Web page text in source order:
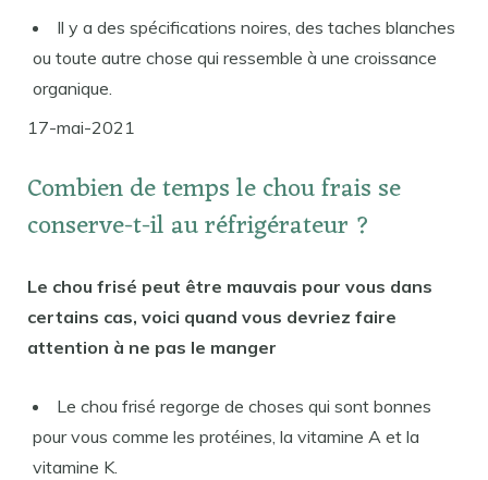
Il y a des spécifications noires, des taches blanches
ou toute autre chose qui ressemble à une croissance
organique.
17-mai-2021
Combien de temps le chou frais se
conserve-t-il au réfrigérateur ?
Le chou frisé peut être mauvais pour vous dans
certains cas, voici quand vous devriez faire
attention à ne pas le manger
Le chou frisé regorge de choses qui sont bonnes
pour vous comme les protéines, la vitamine A et la
vitamine K.